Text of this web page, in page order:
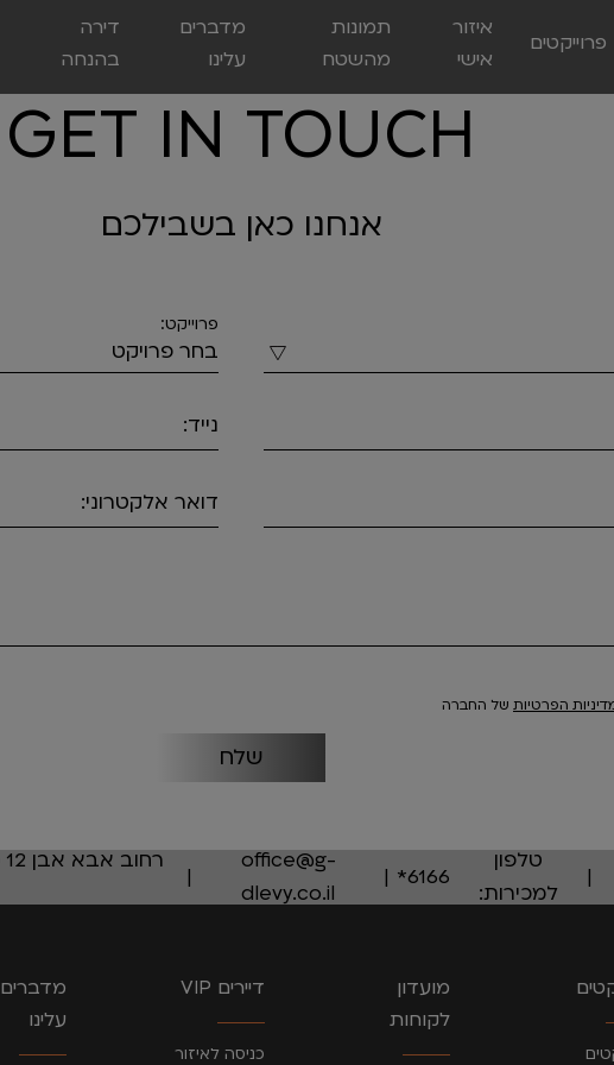
פרוייקטים
איזור
אישי
תמונות
מהשטח
מדברים
עלינו
דירה
בהנחה
GET IN TOUCH
אנחנו כאן בשבילכם
פרוייקט:
נייד:
דואר אלקטרוני:
הפרטיות של החברה
טלפון
למכירות:
office@g-
dlevy.co.il
מועדון
לקוחות
דיירים VIP
כניסה לאיזור
מדברים
עלינו